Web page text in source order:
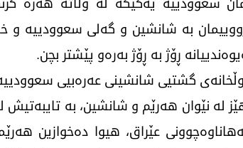
بە شانشین و گەلی سعووديیە و
ڕۆژ بە ڕۆژ بەرەو پێشتر بچن.
گشتیی شانشینی عەرەبیی
لە نێوان هەرێم و شانشین، بە
عێراق، هیوا دەخوازین